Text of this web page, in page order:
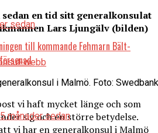
en tid sitt generalkonsulat
Lars Ljungälv (bilden)
i Malmö. Foto: Swedbank
vi haft mycket länge och som
sig och en större betydelse.
vi har en generalkonsul i Malmö
sedan
till kommande Fehmarn Bält-
5 månader sedan